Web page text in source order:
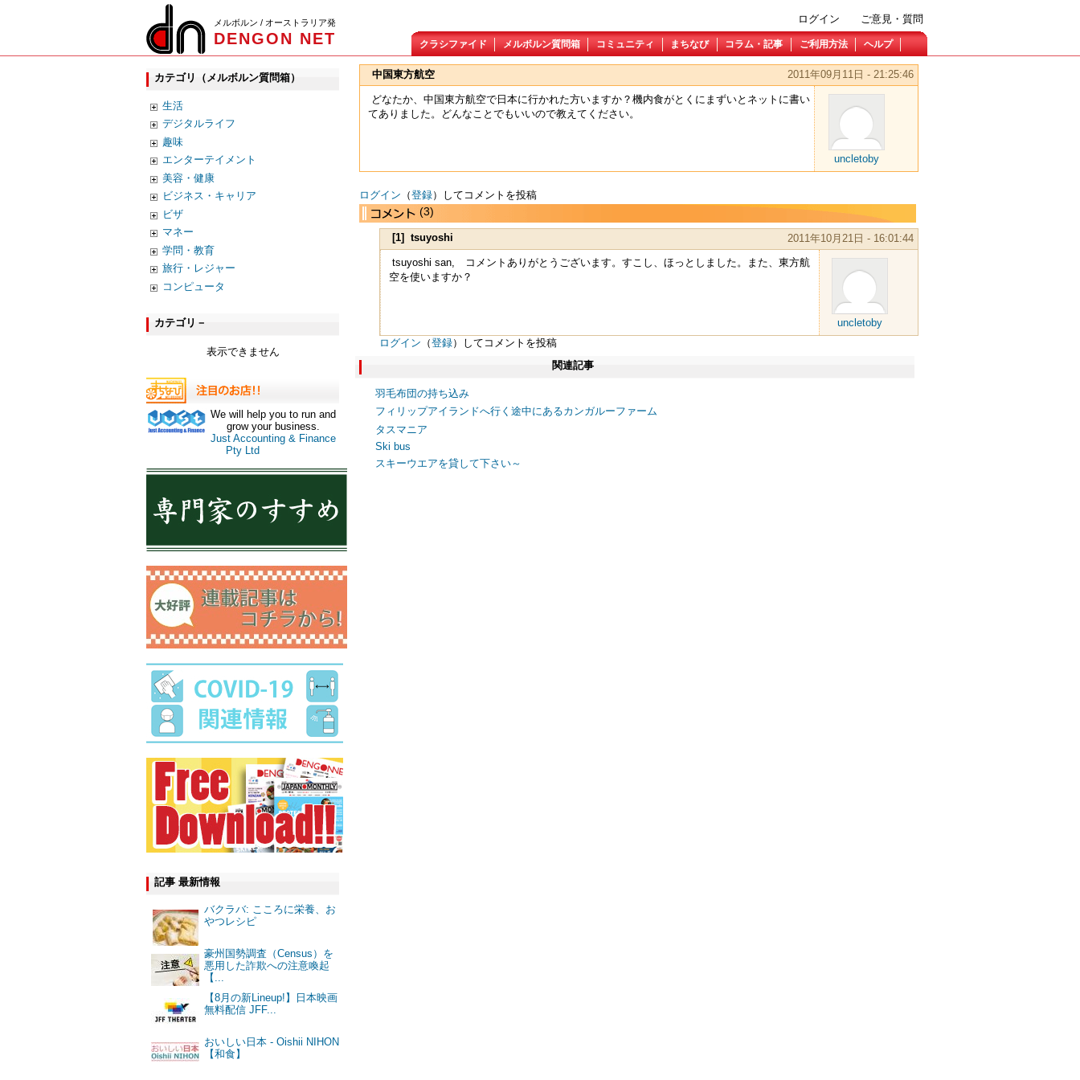
メルボルン / オーストラリア発
DENGON NET
ご意見・質問
ログイン
クラシファイド メルボルン質問箱 コミュニティ まちなび コラム・記事 ご利用方法 ヘルプ
カテゴリ（メルボルン質問箱）
生活
デジタルライフ
趣味
エンターテイメント
美容・健康
ビジネス・キャリア
ビザ
マネー
学問・教育
旅行・レジャー
コンピュータ
カテゴリ－
表示できません
We will help you to run and
grow your business.
Just Accounting & Finance
Pty Ltd
記事 最新情報
バクラバ: こころに栄養、お
やつレシピ
豪州国勢調査（Census）を
悪用した詐欺への注意喚起
【...
【8月の新Lineup!】日本映画
無料配信 JFF...
おいしい日本 - Oishii NIHON
【和食】
中国東方航空 2011年09月11日 - 21:25:46
どなたか、中国東方航空で日本に行かれた方いますか？機内食がとくにまずいとネットに書い
てありました。どんなことでもいいので教えてください。
uncletoby
ログイン （登録）してコメントを投稿
(3)
[1] tsuyoshi 2011年10月21日 - 16:01:44
tsuyoshi san, コメントありがとうございます。すこし、ほっとしました。また、東方航
空を使いますか？
uncletoby
ログイン （登録）してコメントを投稿
関連記事
羽毛布団の持ち込み
フィリップアイランドへ行く途中にあるカンガルーファーム
タスマニア
Ski bus
スキーウエアを貸して下さい～